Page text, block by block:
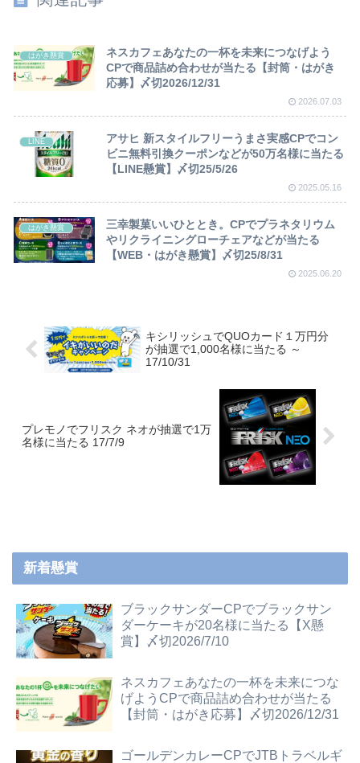
はがき懸賞
ネスカフェあなたの一杯を未来につなげよう
CPで商品詰め合わせが当たる【封筒・はがき
応募】〆切2026/12/31
2026.07.03
LINE
アサヒ 新スタイルフリーうまさ実感CPでコン
ビニ無料引換クーポンなどが50万名様に当たる
【LINE懸賞】〆切25/5/26
2025.05.16
はがき懸賞
三幸製菓いいひととき。CPでプラネタリウム
やリクライニングローチェアなどが当たる
【WEB・はがき懸賞】〆切25/8/31
2025.06.20
キシリッシュでQUOカード１万円分
が抽選で1,000名様に当たる ～
17/10/31
プレモノでフリスク ネオが抽選で1万
名様に当たる 17/7/9
新着懸賞
ブラックサンダーCPでブラックサン
ダーケーキが20名様に当たる【X懸
賞】〆切2026/7/10
ネスカフェあなたの一杯を未来につな
げようCPで商品詰め合わせが当たる
【封筒・はがき応募】〆切2026/12/31
ゴールデンカレーCPでJTBトラベルギ